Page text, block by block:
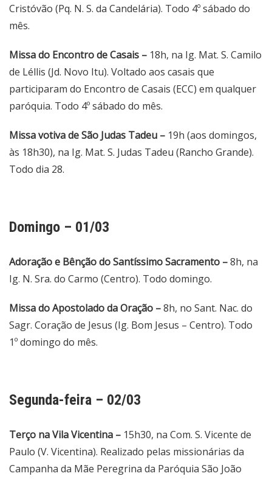
Cristóvão (Pq. N. S. da Candelária). Todo 4º sábado do
mês.
Missa do Encontro de Casais – 18h, na Ig. Mat. S. Camilo
de Léllis (Jd. Novo Itu). Voltado aos casais que
participaram do Encontro de Casais (ECC) em qualquer
paróquia. Todo 4º sábado do mês.
Missa votiva de São Judas Tadeu – 19h (aos domingos,
às 18h30), na Ig. Mat. S. Judas Tadeu (Rancho Grande).
Todo dia 28.
Domingo – 01/03
Adoração e Bênção do Santíssimo Sacramento –8h, na
Ig. N. Sra. do Carmo (Centro). Todo domingo.
Missa do Apostolado da Oração –8h, no Sant. Nac. do
Sagr. Coração de Jesus (Ig. Bom Jesus – Centro). Todo
1º domingo do mês.
Segunda-feira – 02/03
Terço na Vila Vicentina – 15h30, na Com. S. Vicente de
Paulo (V. Vicentina). Realizado pelas missionárias da
Campanha da Mãe Peregrina da Paróquia São João